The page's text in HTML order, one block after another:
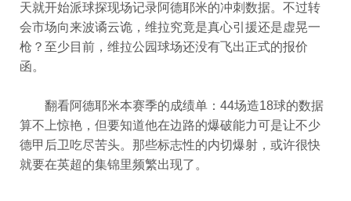
天就开始派球探现场记录阿德耶米的冲刺数据。不过转
会市场向来波谲云诡，维拉究竟是真心引援还是虚晃一
枪？至少目前，维拉公园球场还没有飞出正式的报价
函。
翻看阿德耶米本赛季的成绩单：44场造18球的数据
算不上惊艳，但要知道他在边路的爆破能力可是让不少
德甲后卫吃尽苦头。那些标志性的内切爆射，或许很快
就要在英超的集锦里频繁出现了。